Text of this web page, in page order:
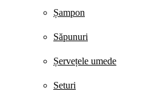
Șampon
Săpunuri
Șervețele umede
Seturi